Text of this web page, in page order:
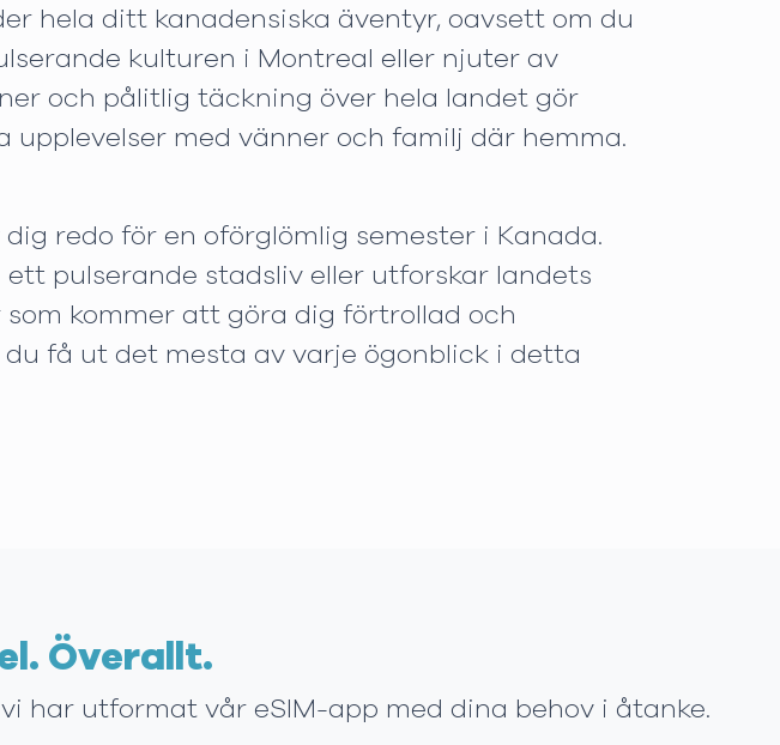
hela ditt kanadensiska äventyr, oavsett om du
kulturen i Montreal eller njuter av
och pålitlig täckning över hela landet gör
med vänner och familj där hemma.
redo för en oförglömlig semester i Kanada.
pulserande stadsliv eller utforskar landets
kommer att göra dig förtrollad och
få ut det mesta av varje ögonblick i detta
Överallt.
har utformat vår eSIM-app med dina behov i åtanke.